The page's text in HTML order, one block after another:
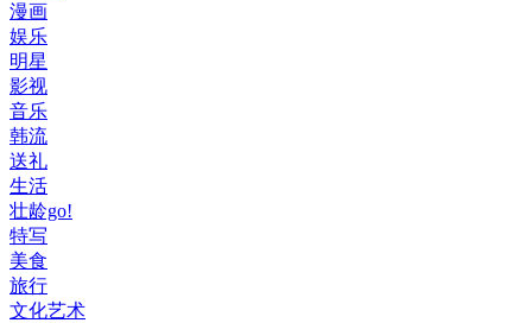
漫画
娱乐
明星
影视
音乐
韩流
送礼
生活
壮龄go!
特写
美食
旅行
文化艺术